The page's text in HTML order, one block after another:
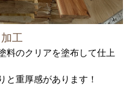
工
料のクリアを塗布して仕上
と重厚感があります！